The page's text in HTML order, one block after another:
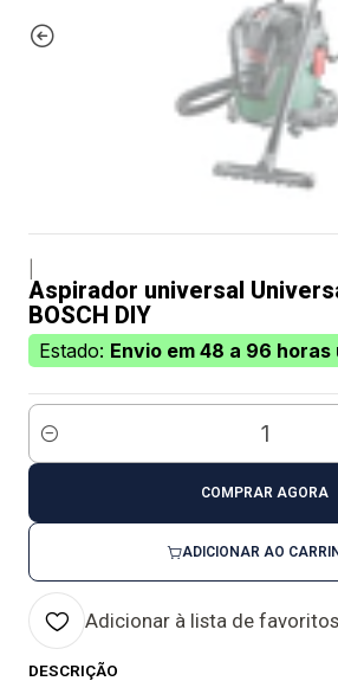
Aspirador universal
BOSCH DIY
Estado: Envio em 48 a 96 horas
Quantidade
ADICIONAR AO
COMPRAR AGORA
Adicionar à lista de favoritos
DESCRIÇÃO